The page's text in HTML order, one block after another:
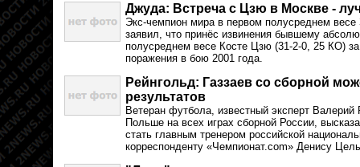
Джуда: Встреча с Цзю в Москве -
Экс-чемпион мира в первом полусреднем
заявил, что принёс извинения бывшему
полусреднем весе Косте Цзю (31-2-0, 25 КО)
поражения в бою 2001 года.
Рейнгольд: Газзаев со сборной
результатов
Ветеран футбола, известный эксперт
Польше на всех играх сборной России,
стать главным тренером российской
корреспонденту «Чемпионат.com» Денису